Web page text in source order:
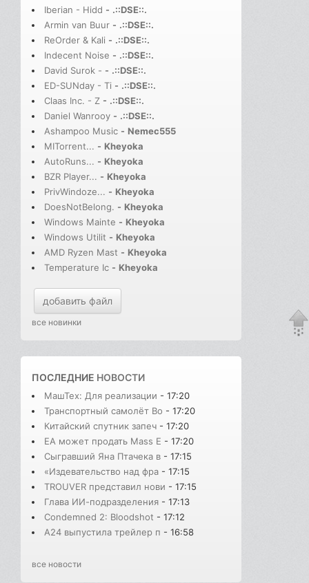
Iberian - Hidd - .::DSE::.
Armin van Buur - .::DSE::.
ReOrder & Kali - .::DSE::.
Indecent Noise - .::DSE::.
David Surok - - .::DSE::.
ED-SUNday - Ti - .::DSE::.
Claas Inc. - Z - .::DSE::.
Daniel Wanrooy - .::DSE::.
Ashampoo Music - Nemec555
MITorrent... - Kheyoka
AutoRuns... - Kheyoka
BZR Player... - Kheyoka
PrivWindoze... - Kheyoka
DoesNotBelong. - Kheyoka
Windows Mainte - Kheyoka
Windows Utilit - Kheyoka
AMD Ryzen Mast - Kheyoka
Temperature Ic - Kheyoka
добавить файл
все новинки
ПОСЛЕДНИЕ НОВОСТИ
МашТех: Для реализации - 17:20
Транспортный самолёт Bo - 17:20
Китайский спутник запеч - 17:20
EA может продать Mass E - 17:20
Сыгравший Яна Птачека в - 17:15
«Издевательство над фра - 17:15
TROUVER представил нови - 17:15
Глава ИИ-подразделения - 17:13
Condemned 2: Bloodshot - 17:12
A24 выпустила трейлер п - 16:58
все новости